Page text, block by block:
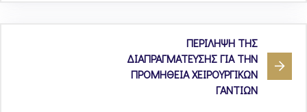
ΠΕΡΙΛΗΨΗ ΤΗΣ
ΔΙΑΠΡΑΓΜΑΤΕΥΣΗΣ ΓΙΑ ΤΗΝ
ΠΡΟΜΗΘΕΙΑ ΧΕΙΡΟΥΡΓΙΚΩΝ
ΓΑΝΤΙΩΝ